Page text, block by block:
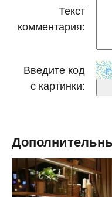
Текст
комментария:
Введите код
с картинки: